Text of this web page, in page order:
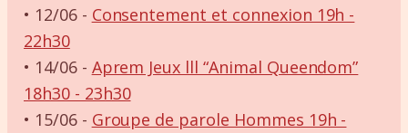
• 12/06 - Consentement et connexion 19h -
22h30
• 14/06 - Aprem Jeux lll “Animal Queendom”
18h30 - 23h30
• 15/06 - Groupe de parole Hommes 19h -